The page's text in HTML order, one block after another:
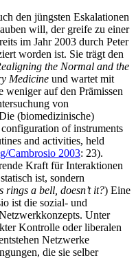
den jüngsten Eskalationen
will, der greife zu einer
im Jahr 2003 durch Peter
worden ist. Sie trägt den
the Normal and the
Medicine und wartet mit
weniger auf den Prämissen
von
(biomedizinische)
of instruments
and activities, held
Cambrosio 2003: 23).
Kraft für Interaktionen
ist, sondern
rings a bell, doesn’t it?) Eine
ist die sozial- und
Unter
Kontrolle oder liberalen
Netzwerke
die sie selber